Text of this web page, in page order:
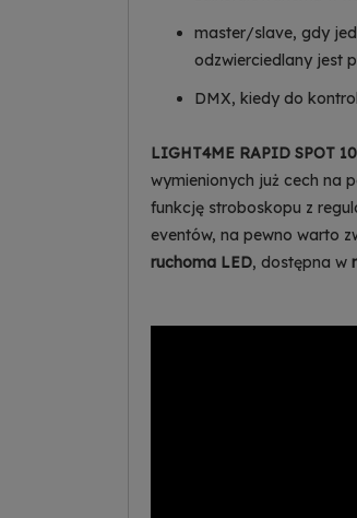
master/slave, gdy
odzwierciedlany jest
DMX, kiedy do
LIGHT4ME RAPID SPOT
wymienionych już cech na
funkcję stroboskopu z
eventów, na pewno warto
ruchoma LED, dostępna w